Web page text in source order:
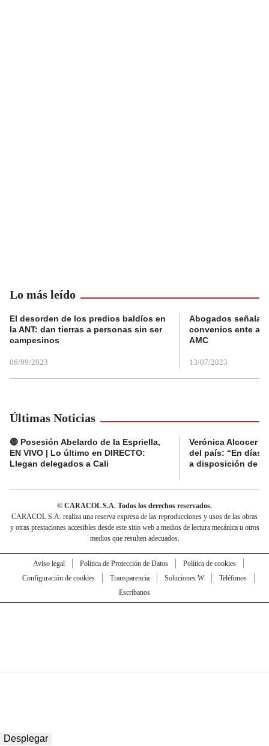
Lo más leído
El desorden de los predios baldíos en
la ANT: dan tierras a personas sin ser
campesinos
06/09/2023
Abogados
convenios ente
AMC
13/07/2023
Últimas Noticias
🔴 Posesión Abelardo de la Espriella,
EN VIVO | Lo último en DIRECTO:
Llegan delegados a Cali
Verónica Alcocer
del país: “En días
a disposición de
© CARACOL S.A. Todos los derechos reservados.
CARACOL S.A. realiza una reserva expresa de las reproducciones y usos de las obras
y otras prestaciones accesibles desde este sitio web a medios de lectura mecánica u otros
medios que resulten adecuados.
Aviso legal Política de Protección de Datos
Política de cookies
Configuración de cookies
Transparencia Soluciones W
Teléfonos
Escríbanos
Desplegar